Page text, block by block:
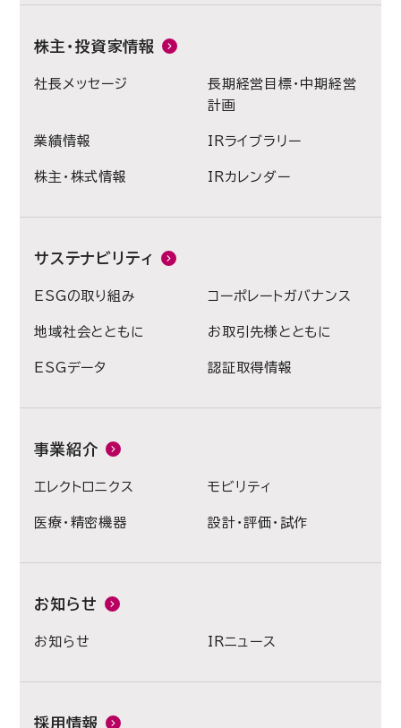
株主・投資家情報
社長メッセージ
長期経営目標・中期経営
計画
業績情報 IRライブラリー
株主・株式情報 IRカレンダー
サステナビリティ
ESGの取り組み コーポレートガバナンス
地域社会とともに お取引先様とともに
ESGデータ 認証取得情報
事業紹介
エレクトロニクス モビリティ
医療・精密機器 設計・評価・試作
お知らせ
お知らせ IRニュース
採用情報